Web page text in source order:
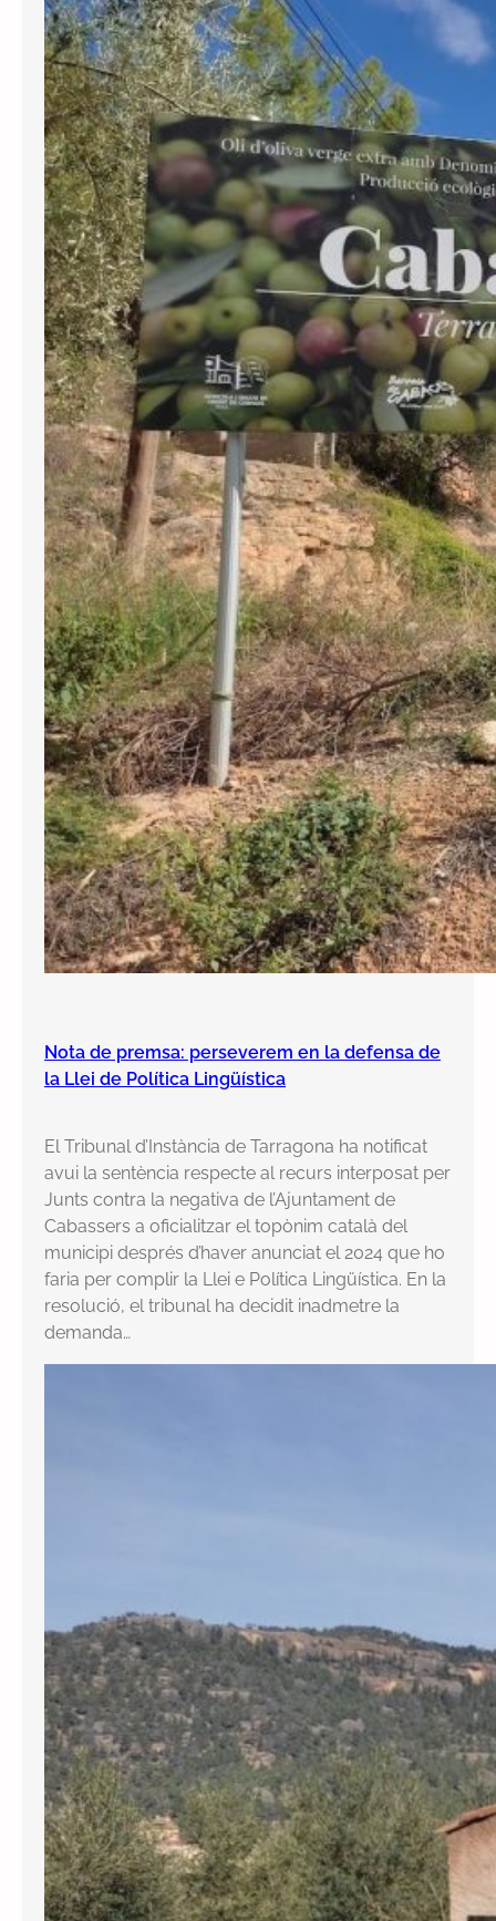
Nota de premsa: perseverem en la defensa de
la Llei de Política Lingüística
El Tribunal d’Instància de Tarragona ha notificat
avui la sentència respecte al recurs interposat per
Junts contra la negativa de l’Ajuntament de
Cabassers a oficialitzar el topònim català del
municipi després d’haver anunciat el 2024 que ho
faria per complir la Llei e Política Lingüística. En la
resolució, el tribunal ha decidit inadmetre la
demanda…